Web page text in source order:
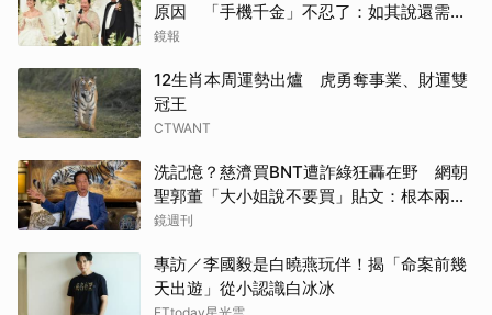
原因 「手機千金」不忍了：如其說還需要
離開嗎？
鏡報
12生肖本周運勢出爐 虎勇奪事業、財運雙
冠王
CTWANT
洗記憶？慈濟買BNT遭詐綠狂轟在野 網朝
聖郭董「大小姐說不要買」貼文：根本兩碼
事
鏡週刊
專訪／李國毅是白曉燕玩伴！揭「命案前幾
天出遊」從小認識白冰冰